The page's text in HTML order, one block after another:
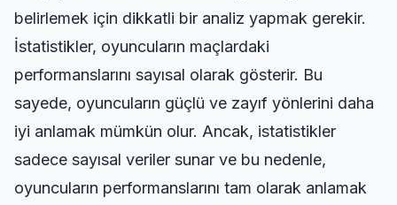
belirlemek için dikkatli bir analiz yapmak gerekir.
İstatistikler, oyuncuların maçlardaki
performanslarını sayısal olarak gösterir. Bu
sayede, oyuncuların güçlü ve zayıf yönlerini daha
iyi anlamak mümkün olur. Ancak, istatistikler
sadece sayısal veriler sunar ve bu nedenle,
oyuncuların performanslarını tam olarak anlamak